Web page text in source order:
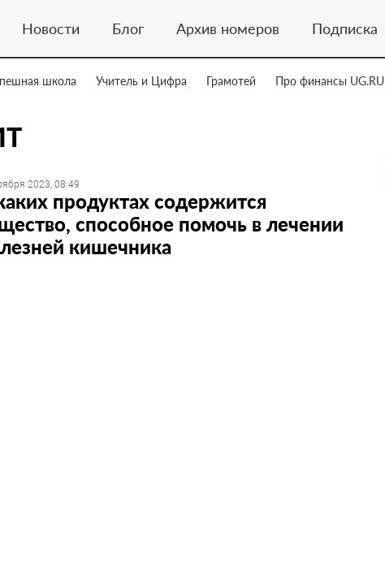
Новости Блог Архив номеров Подписка
школа Учитель и Цифра Грамотей Про финансы UG.RU
2023, 08:49
продуктах содержится
способное помочь в лечении
кишечника